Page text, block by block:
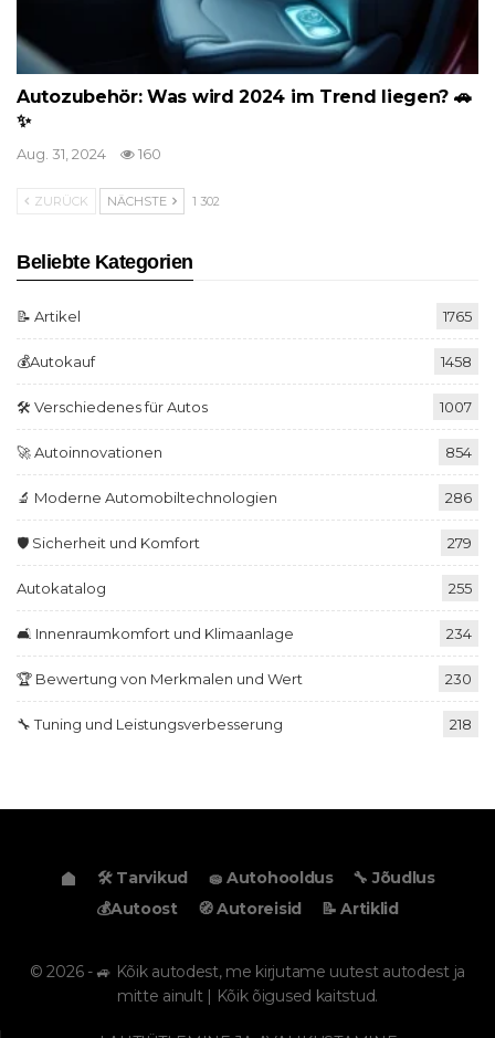
Autozubehör: Was wird 2024 im Trend liegen? 🚗
✨
Aug. 31, 2024 160
ZURÜCK NÄCHSTE 1 302
Beliebte Kategorien
📝 Artikel 1765
💰Autokauf 1458
🛠️ Verschiedenes für Autos 1007
🚀 Autoinnovationen 854
🔬 Moderne Automobiltechnologien 286
🛡️ Sicherheit und Komfort 279
Autokatalog 255
🛋️ Innenraumkomfort und Klimaanlage 234
🏆 Bewertung von Merkmalen und Wert 230
🔧 Tuning und Leistungsverbesserung 218
🛠️ Tarvikud 🧽 Autohooldus
🔧 Jõudlus
💰Autoost
🧭 Autoreisid 📝 Artiklid
© 2026 - 🚙 Kõik autodest, me kirjutame uutest autodest ja
mitte ainult | Kõik õigused kaitstud.